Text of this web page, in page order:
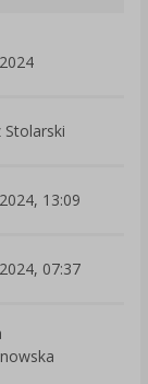
Stolarski
13:09
07:37